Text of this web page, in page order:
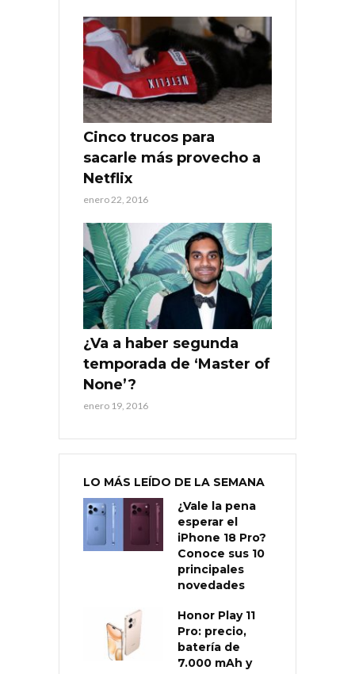
Cinco trucos para
sacarle más provecho a
Netflix
enero 22, 2016
¿Va a haber segunda
temporada de ‘Master of
None’?
enero 19, 2016
LO MÁS LEÍDO DE LA SEMANA
¿Vale la pena
esperar el
iPhone 18 Pro?
Conoce sus 10
principales
novedades
Honor Play 11
Pro: precio,
batería de
7.000 mAh y